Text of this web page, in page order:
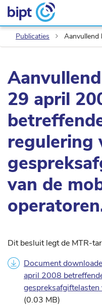
Publicaties Aanvullend besluit van 29
29 april
regulering
van de
Dit besluit legt de MTR-
Document
april 2008
(0.03 MB)